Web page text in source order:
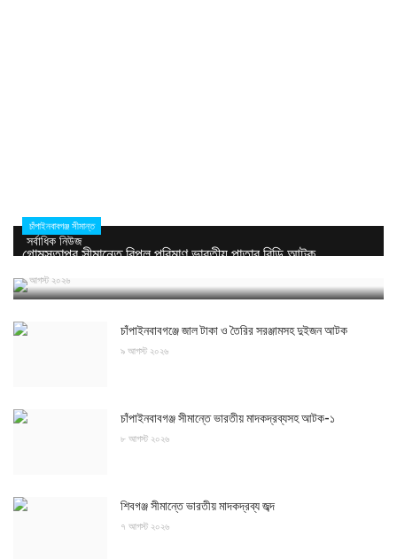
সর্বাধিক নিউজ
চাঁপাইনবাবগঞ্জ সীমান্ত
গোমস্তাপুর সীমান্তে বিপুল পরিমাণ ভারতীয় পাতার বিড়ি আটক
৯ আগস্ট ২০২৬
চাঁপাইনবাবগঞ্জে জাল টাকা ও তৈরির সরঞ্জামসহ দুইজন আটক
৯ আগস্ট ২০২৬
চাঁপাইনবাবগঞ্জ সীমান্তে ভারতীয় মাদকদ্রব্যসহ আটক-১
৮ আগস্ট ২০২৬
শিবগঞ্জ সীমান্তে ভারতীয় মাদকদ্রব্য জব্দ
৭ আগস্ট ২০২৬